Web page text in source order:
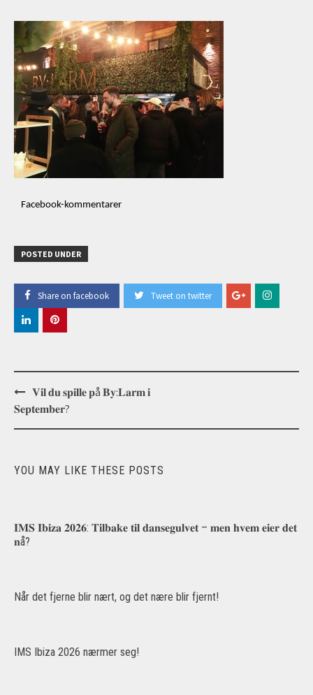
Facebook-kommentarer
POSTED UNDER
Share on facebook Tweet on twitter
Post
navigation
𝐕𝐢𝐥 𝐝𝐮 𝐬𝐩𝐢𝐥𝐥𝐞 𝐩å 𝐁𝐲:𝐋𝐚𝐫𝐦 𝐢
𝐒𝐞𝐩𝐭𝐞𝐦𝐛𝐞𝐫?
YOU MAY LIKE THESE POSTS
𝐈𝐌𝐒 𝐈𝐛𝐢𝐳𝐚 𝟐𝟎𝟐𝟔: 𝐓𝐢𝐥𝐛𝐚𝐤𝐞 𝐭𝐢𝐥 𝐝𝐚𝐧𝐬𝐞𝐠𝐮𝐥𝐯𝐞𝐭 – 𝐦𝐞𝐧 𝐡𝐯𝐞𝐦 𝐞𝐢𝐞𝐫 𝐝𝐞𝐭
𝐧å?
Når det fjerne blir nært, og det nære blir fjernt!
IMS Ibiza 2026 nærmer seg!